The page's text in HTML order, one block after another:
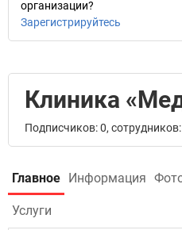
организации?
Зарегистрируйтесь
Клиника
Подписчиков: 0, сотрудников:
Главное Информация
Услуги